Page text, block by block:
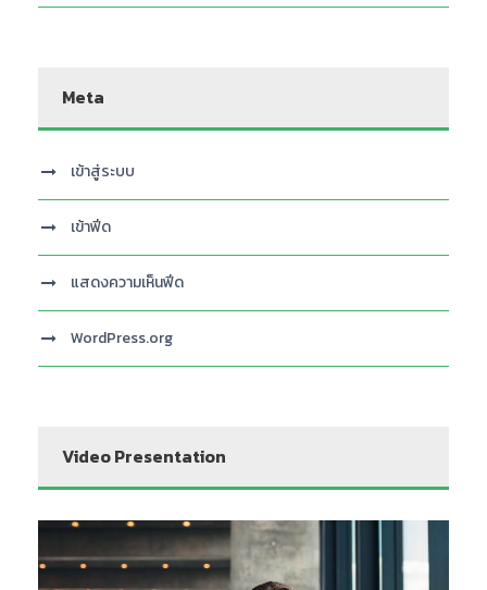
Meta
เข้าสู่ระบบ
เข้าฟีด
แสดงความเห็นฟีด
WordPress.org
Video Presentation